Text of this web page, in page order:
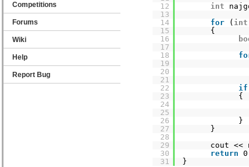
Competitions
Forums
Wiki
Help
Report Bug
12
13
14
15
16
17
18
19
20
21
22
23
24
25
26
27
28
29
30
31
int
for
( int
{
if
{
}
}
cout <<
return
}